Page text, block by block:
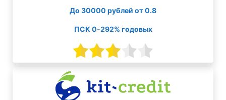
До 30000 рублей от 0.8
ПСК 0-292% годовых